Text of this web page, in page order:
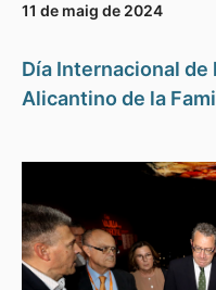
11 de maig de 2024
Día Internacional
Alicantino de la